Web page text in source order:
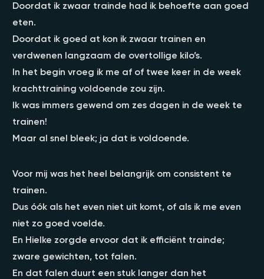
Doordat ik zwaar trainde had ik behoefte aan goed
eten.
Doordat ik goed at kon ik zwaar trainen en
verdwenen langzaam de overtollige kilo’s.
In het begin vroeg ik me af of twee keer in de week
krachttraining voldoende zou zijn.
Ik was immers gewend om zes dagen in de week te
trainen!
Maar al snel bleek; ja dat is voldoende.
Voor mij was het heel belangrijk om consistent te
trainen.
Dus óók als het even niet uit komt, of als ik me even
niet zo goed voelde.
En Hielke zorgde ervoor dat ik efficiënt trainde;
zware gewichten, tot falen.
En dat falen duurt een stuk langer dan het